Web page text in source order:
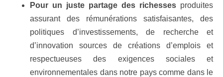
Pour un juste partage des richesses produites
assurant des rémunérations satisfaisantes, des
politiques d’investissements, de recherche et
d’innovation sources de créations d’emplois et
respectueuses des exigences sociales et
environnementales dans notre pays comme dans le